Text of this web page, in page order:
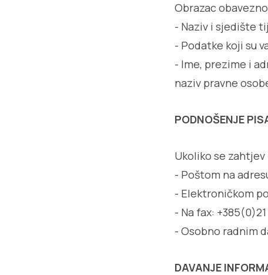
Obrazac
- Naziv i sjedište
- Podatke koji su
- Ime, prezime i
naziv pravne
PODNOŠENJE
Ukoliko se
- Poštom na
- Elektroničkom
- Na fax: +385(0)21
- Osobno radnim
DAVANJE